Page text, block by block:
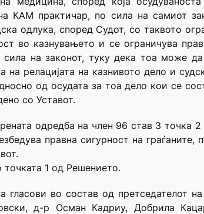
КАМ практичар, по сила на самиот
одлука, според Судот, со таквото
во казнувањето и се ограничува
на законот, туку дека тоа може
релацијата на казнивото дело и
од осудата за тоа дело кои се
со Уставот.
одредба на член 96 став 3 точка
правна сигурност на
точката 1 од Решението.
во состав од претседателот
д-р Осман Кадриу, Добрила